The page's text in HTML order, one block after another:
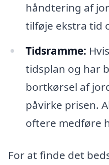
håndtering af
tilføje ekstra tid
Tidsramme:
tidsplan og har
bortkørsel af
påvirke prisen.
oftere medføre
For at finde det